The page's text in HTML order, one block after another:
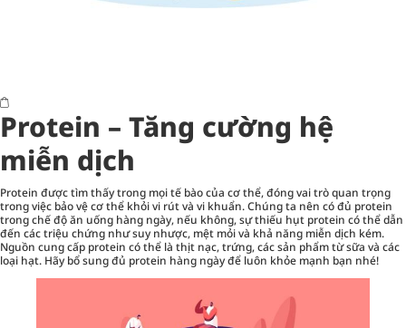
Protein – Tăng cường hệ
miễn dịch
Protein được tìm thấy trong mọi tế bào của cơ thể, đóng vai trò quan trọng
trong việc bảo vệ cơ thể khỏi vi rút và vi khuẩn. Chúng ta nên có đủ protein
trong chế độ ăn uống hàng ngày, nếu không, sự thiếu hụt protein có thể dẫn
đến các triệu chứng như suy nhược, mệt mỏi và khả năng miễn dịch kém.
Nguồn cung cấp protein có thể là thịt nạc, trứng, các sản phẩm từ sữa và các
loại hạt. Hãy bổ sung đủ protein hàng ngày để luôn khỏe mạnh bạn nhé!